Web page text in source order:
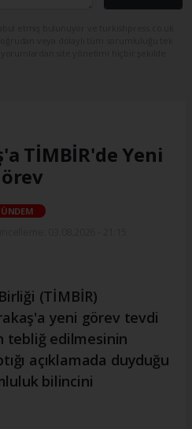
TİMBİR'de Yeni
(TİMBİR)
yeni görev tevdi
tebliğ edilmesinin
açıklamada duyduğu
bilincini